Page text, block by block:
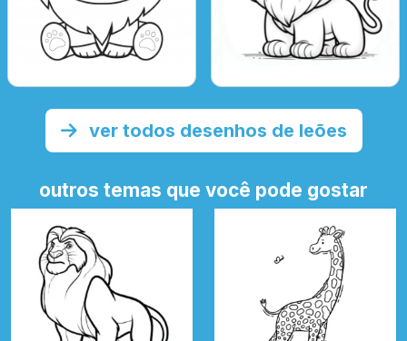
ver todos desenhos de leões
outros temas que você pode gostar